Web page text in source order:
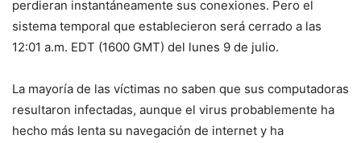
perdieran instantáneamente sus conexiones. Pero el
sistema temporal que establecieron será cerrado a las
12:01 a.m. EDT (1600 GMT) del lunes 9 de julio.
La mayoría de las víctimas no saben que sus computadoras
resultaron infectadas, aunque el virus probablemente ha
hecho más lenta su navegación de internet y ha